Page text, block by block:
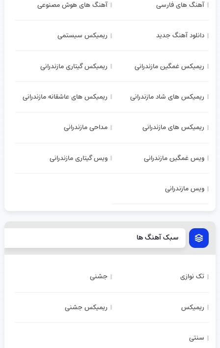
آهنگ های فارسی آهنگ های هوش مصنوعی
دانلود آهنگ جدید ریمیکس سیستمی
ریمیکس غمگین مازندرانی ریمیکس گیتاری مازندرانی
ریمیکس های شاد مازندرانی ریمیکس های عاشقانه مازندرانی
ریمیکس های مازندرانی مداحی مازندرانی
ویس غمگین مازندرانی ویس گیتاری مازندرانی
ویس مازندرانی
سبک آهنگ ها
تک نوازی جشنی
ریمیکس ریمیکس جشنی
سنتی